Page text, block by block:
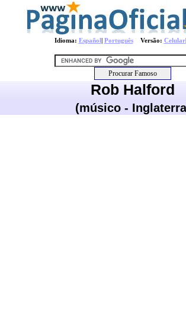
Idioma: Español| PortuguêsVersão: Celular|
Rob Halford
(músico -